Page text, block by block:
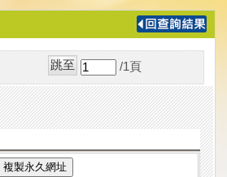
導
/1 頁
複製永久網址